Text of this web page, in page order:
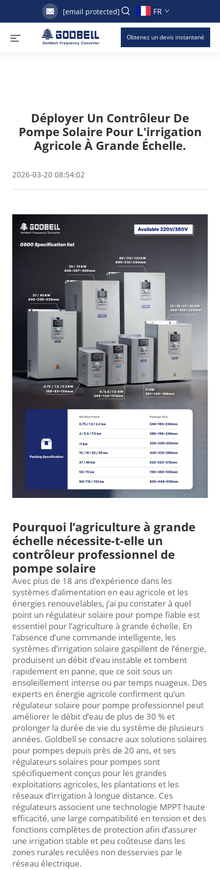
[email protected] FR
Obtenez un devis instantané
Déployer Un Contrôleur De
Pompe Solaire Pour L'irrigation
Agricole À Grande Échelle.
2026-03-20 08:54:02
Pourquoi l’agriculture à grande
échelle nécessite-t-elle un
contrôleur professionnel de
pompe solaire
Avec plus de 18 ans d’expérience dans les
systèmes d’alimentation en eau agricole et les
énergies renouvelables, j’ai pu constater à quel
point un régulateur solaire pour pompe fiable est
essentiel pour l’agriculture à grande échelle. En
l’absence d’une commande intelligente, les
systèmes d’irrigation solaire gaspillent de l’énergie,
produisent un débit d’eau instable et tombent
rapidement en panne, que ce soit sous un
ensoleillement intense ou par temps nuageux. Des
experts en énergie agricole confirment qu’un
régulateur solaire pour pompe professionnel peut
améliorer le débit d’eau de plus de 30 % et
prolonger la durée de vie du système de plusieurs
années. Goldbell se consacre aux solutions solaires
pour pompes depuis près de 20 ans, et ses
régulateurs solaires pour pompes sont
spécifiquement conçus pour les grandes
exploitations agricoles, les plantations et les
réseaux d’irrigation à longue distance. Ces
régulateurs associent une technologie MPPT haute
efficacité, une large compatibilité en tension et des
fonctions complètes de protection afin d’assurer
une irrigation stable et peu coûteuse dans les
zones rurales reculées non desservies par le
réseau électrique.